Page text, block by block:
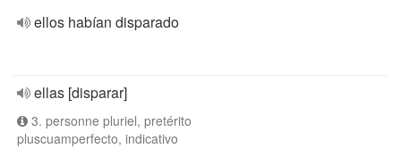
ellos habían disparado
ellas [disparar]
3. personne pluriel, pretérito
pluscuamperfecto, indicativo